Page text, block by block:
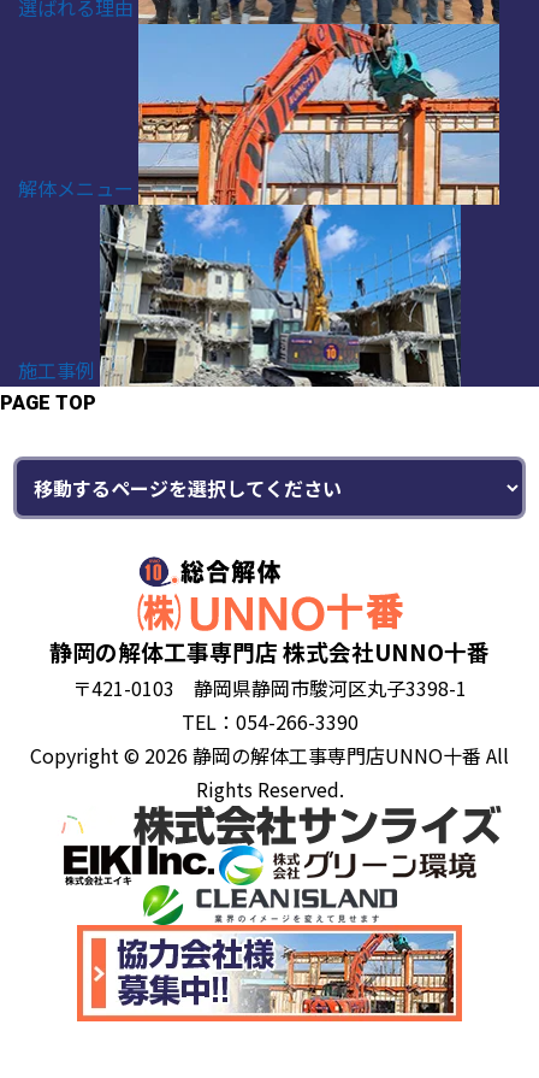
選ばれる理由
解体メニュー
施工事例
PAGE TOP
静岡の解体工事専門店 株式会社UNNO十番
〒421-0103 静岡県静岡市駿河区丸子3398-1
TEL：054-266-3390
Copyright © 2026 静岡の解体工事専門店UNNO十番 All
Rights Reserved.